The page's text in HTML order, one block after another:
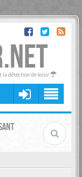
la détection de loisir